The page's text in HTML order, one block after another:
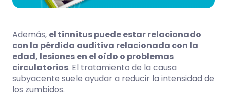
Además, el tinnitus puede estar relacionado
con la pérdida auditiva relacionada con la
edad, lesiones en el oído o problemas
circulatorios. El tratamiento de la causa
subyacente suele ayudar a reducir la intensidad de
los zumbidos.